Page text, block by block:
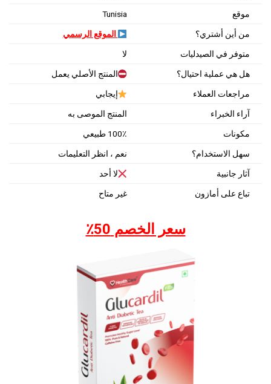
موقع Tunisia
من أين أشتري؟ الموقع الرسمي
متوفر في الصيدليات لا
هل هي عملية احتيال؟ المنتج الأصلي يعمل
مراجعات العملاء إيجابي
آراء الخبراء المنتج الموصى به
مكونات 100٪ طبيعي
سهل الاستخدام؟ نعم ، انظر التعليمات
آثار جانبية لا أحد
تباع على أمازون غير متاح
سعر الخصم 50٪